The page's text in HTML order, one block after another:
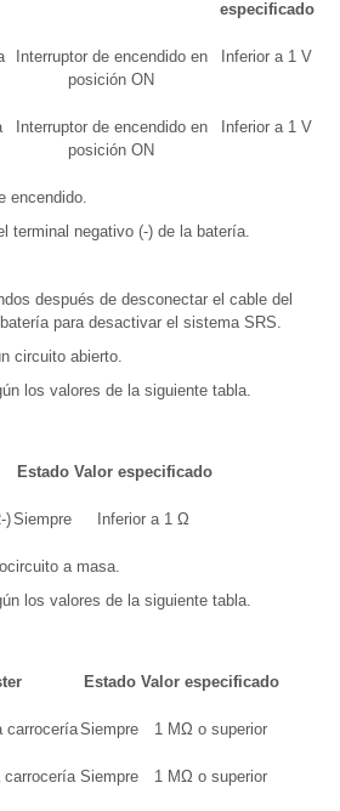
especificado
Interruptor de encendido en
posición ON
Inferior a 1 V
Interruptor de encendido en
posición ON
Inferior a 1 V
encendido.
terminal negativo (-) de la batería.
después de desconectar el cable del
para desactivar el sistema SRS.
circuito abierto.
los valores de la siguiente tabla.
Estado Valor especificado
)Siempre Inferior a 1 Ω
a masa.
los valores de la siguiente tabla.
Estado Valor especificado
carroceríaSiempre 1 MΩ o superior
carrocería Siempre 1 MΩ o superior